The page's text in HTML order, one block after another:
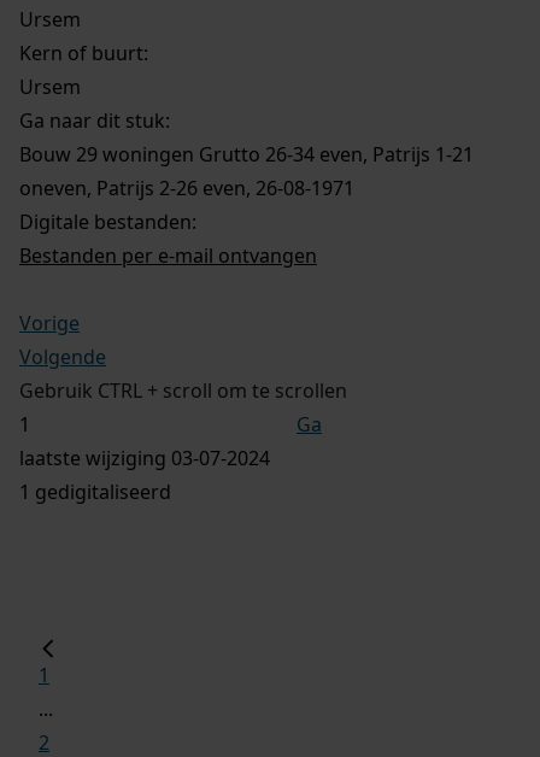
Ursem
Kern of buurt:
Ursem
Ga naar dit stuk:
Bouw 29 woningen Grutto 26-34 even, Patrijs 1-21
oneven, Patrijs 2-26 even, 26-08-1971
Digitale bestanden:
Bestanden per e-mail ontvangen
Vorige
Volgende
Gebruik CTRL + scroll om te scrollen
Ga
laatste wijziging 03-07-2024
1 gedigitaliseerd
1
...
2